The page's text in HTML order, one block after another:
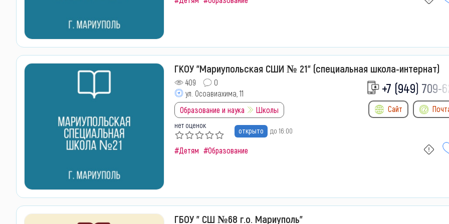
ГКОУ "Мариупольская СШИ № 21" (специальная школа-интернат)
409
0
ул. Осоавиахима, 11
Образование и наука
Школы
+7 (949) 709-
Сайт
нет оценок
открыто до 16:00
#Детям #Образование
ГБОУ " СШ №68 г.о. Мариуполь"